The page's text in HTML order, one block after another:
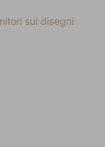
sui disegni